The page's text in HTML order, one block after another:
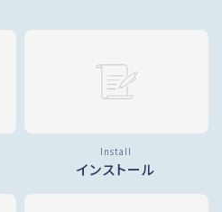
Install
インストール